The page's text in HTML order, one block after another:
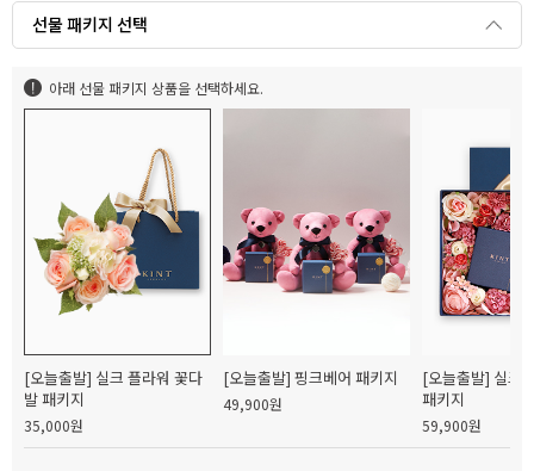
선물 패키지 선택
아래 선물 패키지 상품을 선택하세요.
[오늘출발] 실크 플라워 꽃다
발 패키지
35,000원
[오늘출발] 핑크베어 패키지
49,900원
[오늘출발] 실크
패키지
59,900원